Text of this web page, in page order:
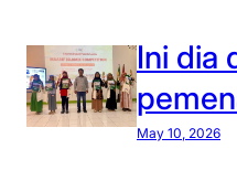
Ini dia
May 10, 2026